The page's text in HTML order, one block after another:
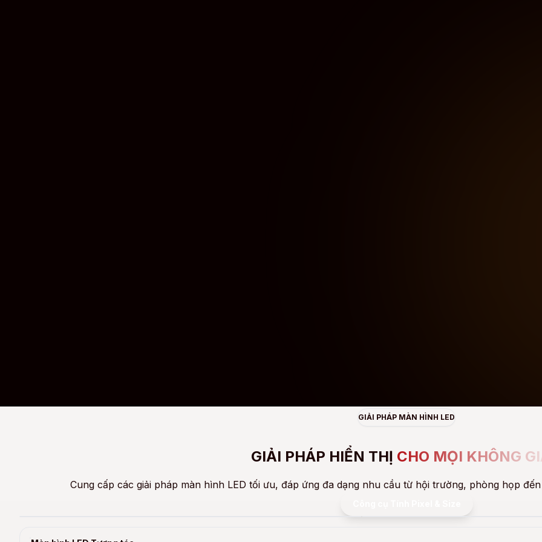
GIẢI PHÁP MÀN HÌNH LED
GIẢI PHÁP HIỂN THỊ CHO MỌI KHÔNG
Cung cấp các giải pháp màn hình LED tối ưu, đáp ứng đa dạng nhu cầu từ hội trường, phòng họp